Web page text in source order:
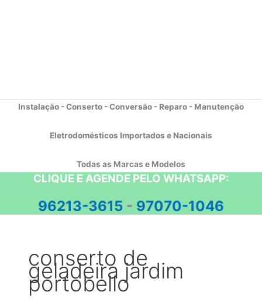
Instalação - Conserto - Conversão - Reparo - Manutenção
Eletrodomésticos Importados e Nacionais
Todas as Marcas e Modelos
CLIQUE E AGENDE PELO WHATSAPP:
96213-3615 - 97070-1046
conserto de
geladeira jardim
portobello